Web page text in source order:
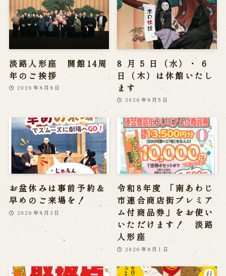
淡路人形座 開館14周
年のご挨拶
2026年8月8日
8 月 5 日（水）・ 6
日（木）は休館いたし
ます
2026年8月5日
お盆休みは事前予約＆
早めのご来場を！
2026年8月3日
令和8年度 「南あわじ
市連合商店街プレミア
ム付商品券」をお使い
いただけます！ 淡路
人形座
2026年8月1日